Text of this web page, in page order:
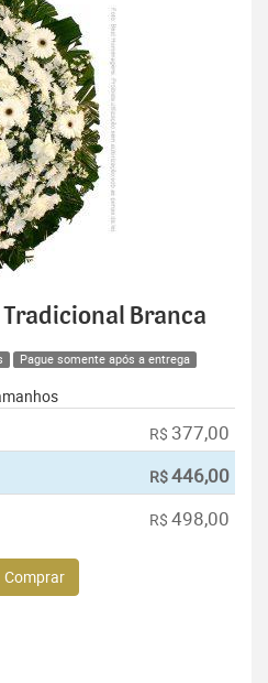
Tradicional Branca
Pague somente após a entrega
R$ 377,00
R$446,00
R$ 498,00
Comprar